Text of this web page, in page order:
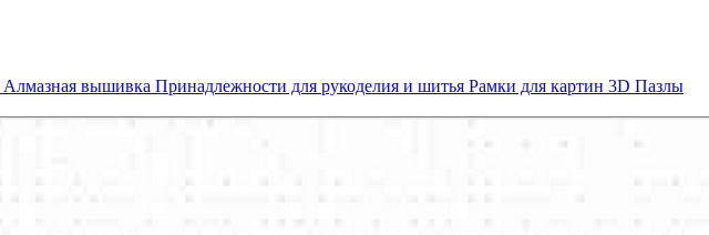
Алмазная вышивка Принадлежности для рукоделия и шитья Рамки для картин 3D Пазлы